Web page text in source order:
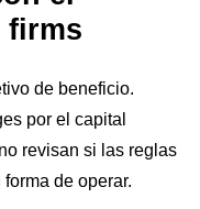
firms
de beneficio.
por el capital
revisan si las reglas
de operar.